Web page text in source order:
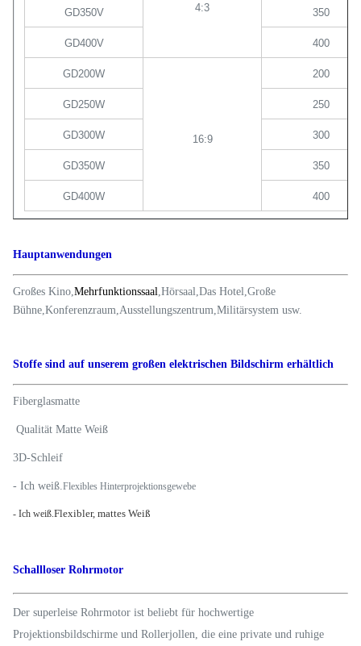
4:3
GD350V 350
GD400V 400
GD200W
16:9
200
GD250W 250
GD300W 300
GD350W 350
GD400W 400
Hauptanwendungen
Großes Kino Mehrfunktionssaal Hörsaal Das Hotel Große
Bühne Konferenzraum Ausstellungszentrum Militärsystem usw.
Stoffe sind auf unserem großen elektrischen Bildschirm erhältlich
Fiberglasmatte
️ Qualität Matte Weiß
3D-Schleif
- Ich weiß. Flexibles Hinterprojektionsgewebe
- Ich weiß.Flexibler, mattes Weiß
Schallloser Rohrmotor
Der superleise Rohrmotor ist beliebt für hochwertige
Projektionsbildschirme und Rollerjollen, die eine private und ruhige